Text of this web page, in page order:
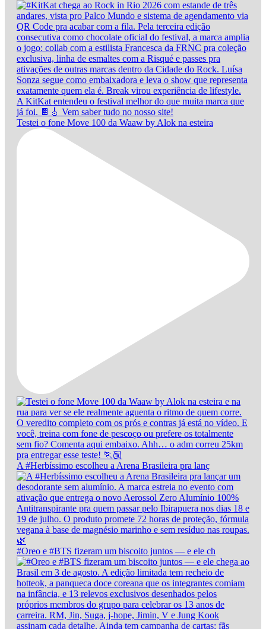
Testei o fone Move 100 da Waaw by Alok na esteira
A #Herbíssimo escolheu a Arena Brasileira pra lanç
#Oreo e #BTS fizeram um biscoito juntos — e ele ch